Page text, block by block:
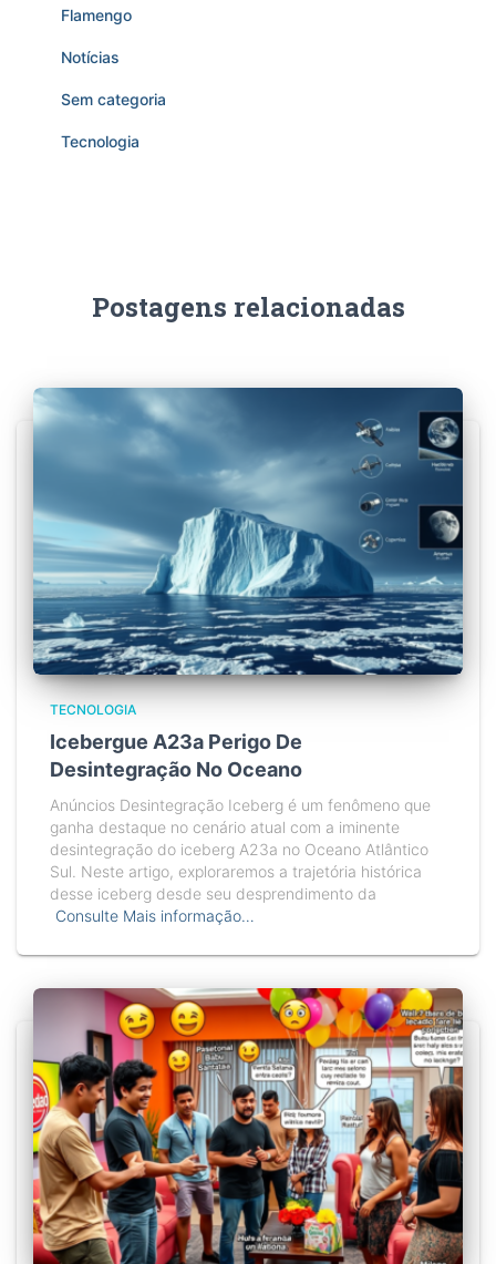
Flamengo
Notícias
Sem categoria
Tecnologia
Postagens relacionadas
TECNOLOGIA
Icebergue A23a Perigo De
Desintegração No Oceano
Anúncios Desintegração Iceberg é um fenômeno que
ganha destaque no cenário atual com a iminente
desintegração do iceberg A23a no Oceano Atlântico
Sul. Neste artigo, exploraremos a trajetória histórica
desse iceberg desde seu desprendimento da
Consulte Mais informação…